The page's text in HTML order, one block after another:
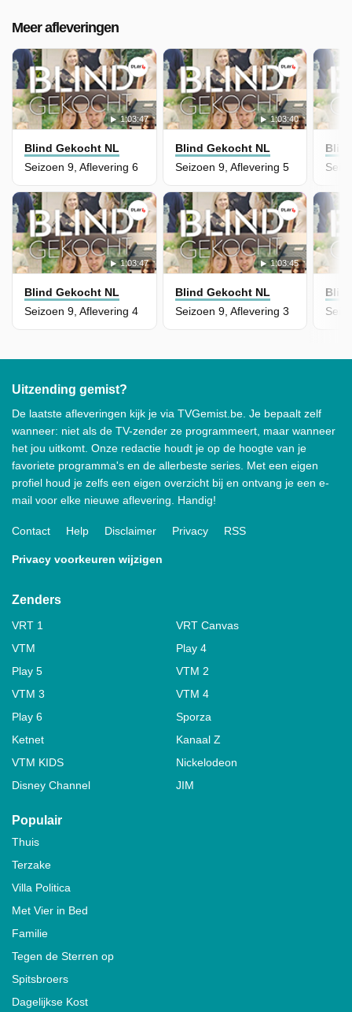
Meer afleveringen
1:03:47
Blind Gekocht NL
Seizoen 9, Aflevering 6
1:03:40
Blind Gekocht NL
Seizoen 9, Aflevering 5
1:03:47
Blind Gekocht NL
Seizoen 9, Aflevering 4
1:03:45
Blind Gekocht NL
Seizoen 9, Aflevering 3
Uitzending gemist?
De laatste afleveringen kijk je via TVGemist.be. Je bepaalt zelf
wanneer: niet als de TV-zender ze programmeert, maar wanneer
het jou uitkomt. Onze redactie houdt je op de hoogte van je
favoriete programma's en de allerbeste series. Met een eigen
profiel houd je zelfs een eigen overzicht bij en ontvang je een e-
mail voor elke nieuwe aflevering. Handig!
Contact Help Disclaimer Privacy RSS
Privacy voorkeuren wijzigen
Zenders
VRT 1
VRT Canvas
VTM
Play 4
Play 5
VTM 2
VTM 3
VTM 4
Play 6
Sporza
Ketnet
Kanaal Z
VTM KIDS
Nickelodeon
Disney Channel
JIM
Populair
Thuis
Terzake
Villa Politica
Met Vier in Bed
Familie
Tegen de Sterren op
Spitsbroers
Dagelijkse Kost